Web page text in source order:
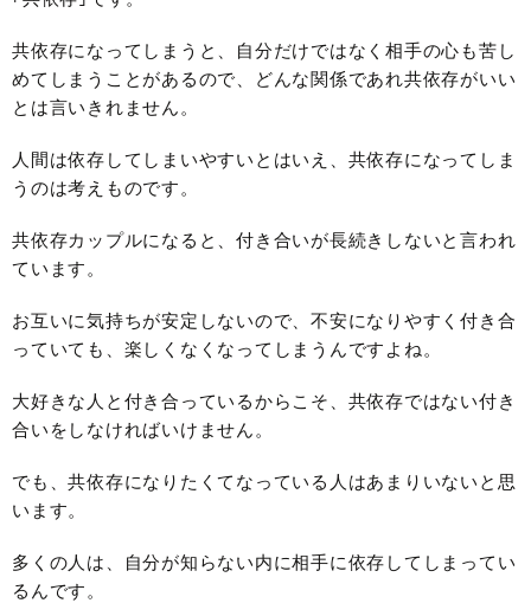
共依存になってしまうと、自分だけではなく相手の心も苦し
めてしまうことがあるので、どんな関係であれ共依存がいい
とは言いきれません。
人間は依存してしまいやすいとはいえ、共依存になってしま
うのは考えものです。
共依存カップルになると、付き合いが長続きしないと言われ
ています。
お互いに気持ちが安定しないので、不安になりやすく付き合
っていても、楽しくなくなってしまうんですよね。
大好きな人と付き合っているからこそ、共依存ではない付き
合いをしなければいけません。
でも、共依存になりたくてなっている人はあまりいないと思
います。
多くの人は、自分が知らない内に相手に依存してしまってい
るんです。